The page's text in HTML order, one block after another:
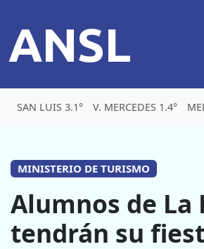
ANSL
SAN LUIS 3.1° V. MERCEDES 1.4°
MINISTERIO DE TURISMO
Alumnos de La
tendrán su